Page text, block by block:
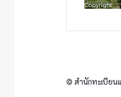
© สำนักทะเบียน